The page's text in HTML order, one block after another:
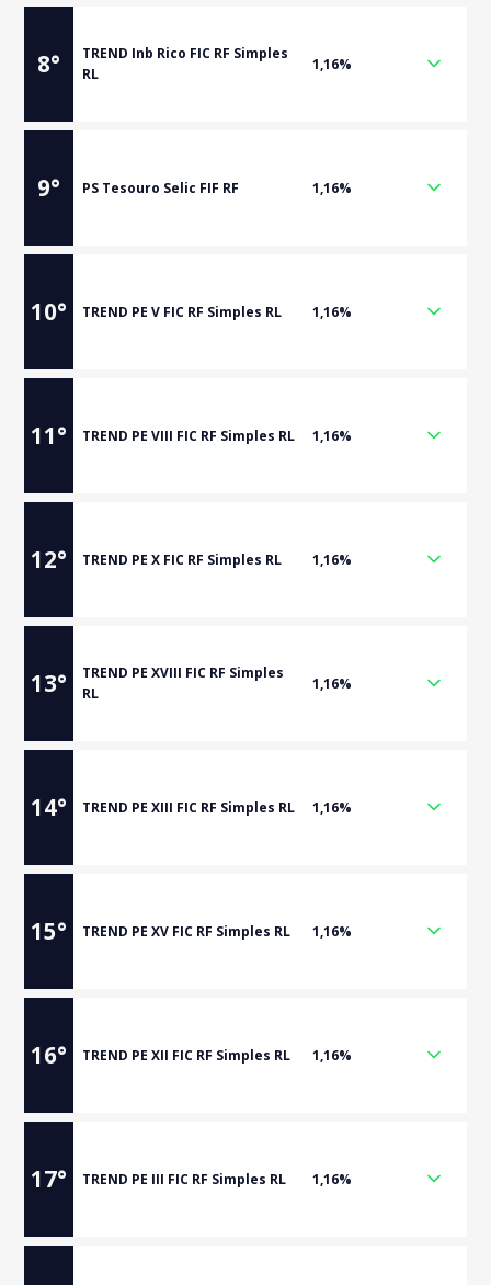
8°
TREND Inb Rico FIC RF Simples
RL
1,16%
9° PS Tesouro Selic FIF RF 1,16%
10° TREND PE V FIC RF Simples RL 1,16%
11° TREND PE VIII FIC RF Simples RL 1,16%
12° TREND PE X FIC RF Simples RL 1,16%
13°
TREND PE XVIII FIC RF Simples
RL
1,16%
14° TREND PE XIII FIC RF Simples RL 1,16%
15° TREND PE XV FIC RF Simples RL 1,16%
16° TREND PE XII FIC RF Simples RL 1,16%
17° TREND PE III FIC RF Simples RL 1,16%